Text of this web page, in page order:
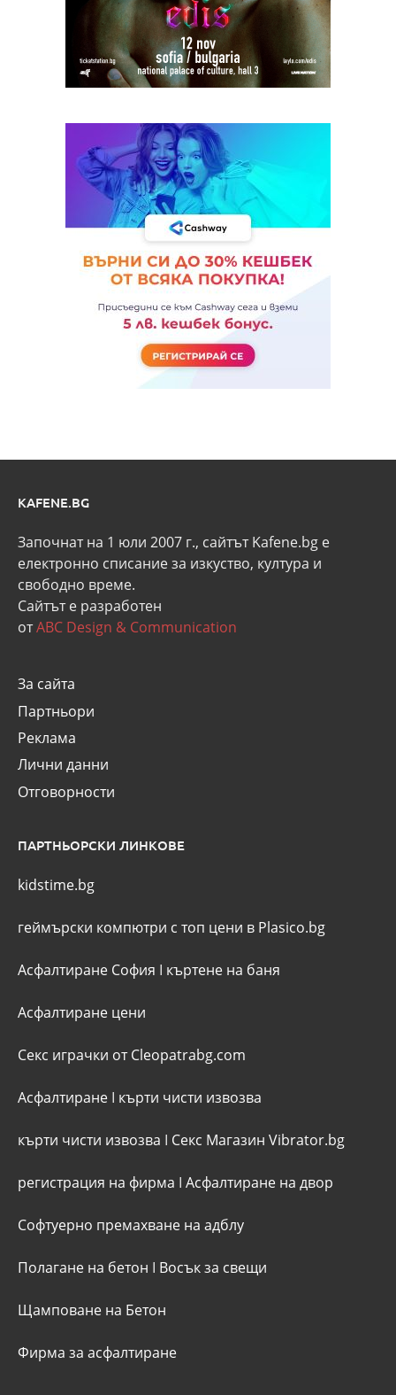
KAFENE.BG
Започнат на 1 юли 2007 г., сайтът Kafene.bg e
eлектронно списание за изкуство, култура и
свободно време.
Сайтът е разработен
отABC Design & Communication
За сайта
Партньори
Реклама
Лични данни
Отговорности
ПАРТНЬОРСКИ ЛИНКОВЕ
kidstime.bg
геймърски компютри с топ цени в Plasico.bg
Асфалтиране София I къртене на баня
Асфалтиране цени
Секс играчки от Cleopatrabg.com
Асфалтиране I кърти чисти извозва
кърти чисти извозва I Секс Магазин Vibrator.bg
регистрация на фирма I Асфалтиране на двор
Софтуерно премахване на адблу
Полагане на бетон I Восък за свещи
Щамповане на Бетон
Фирма за асфалтиране